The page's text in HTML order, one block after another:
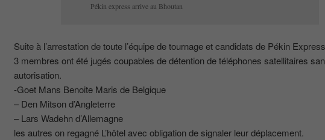
Pékin express arrive au Bhoutan
Suite à l’arrestation de toute l’équipe de tournage et candidats de Pékin
3 membres ont été jugés coupables de détention de téléphones satellitaires
autorisation.
-Goet Mans Benoite Maris de Belgique
– Den Mitson d’Angleterre
– Lars Wadehn d’Allemagne
les autres on regagné L’hôtel avec obligation de signaler leur déplacement.